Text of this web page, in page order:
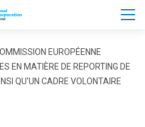
EUROPÉENNE
EN MATIÈRE DE REPORTING DE
QU'UN CADRE VOLONTAIRE